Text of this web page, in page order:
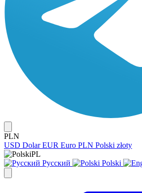
PLN
USD Dolar EUR Euro PLN Polski złoty
PL
Русский
Polski